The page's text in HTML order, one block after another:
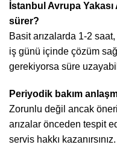
İstanbul Avrupa
sürer?
Basit arızalarda 1-2
iş günü içinde çözüm
gerekiyorsa süre
Periyodik bakım
Zorunlu değil ancak
arızalar önceden tespit
servis hakkı kazanırsınız.